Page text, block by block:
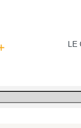
LE